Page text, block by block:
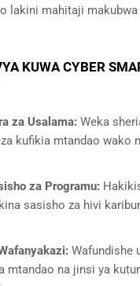
lakini mahitaji
KUWA CYBER
za Usalama: Weka
kufikia mtandao wako
za Programu:
sasisho za hivi
Wafundishe
mtandao na jinsi ya